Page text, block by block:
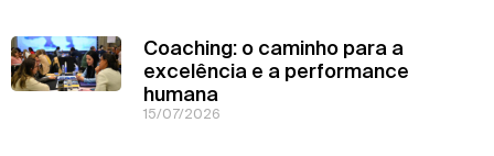
Coaching: o caminho para a
excelência e a performance
humana
15/07/2026